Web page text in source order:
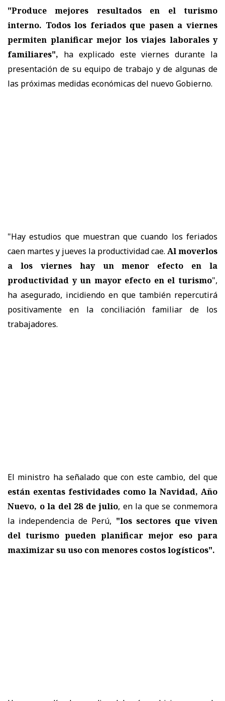
"Produce mejores resultados en el turismo
interno. Todos los feriados que pasen a viernes
permiten planificar mejor los viajes laborales y
familiares", ha explicado este viernes durante la
presentación de su equipo de trabajo y de algunas de
las próximas medidas económicas del nuevo Gobierno.
"Hay estudios que muestran que cuando los feriados
caen martes y jueves la productividad cae. Al moverlos
a los viernes hay un menor efecto en la
productividad y un mayor efecto en el turismo",
ha asegurado, incidiendo en que también repercutirá
positivamente en la conciliación familiar de los
trabajadores.
El ministro ha señalado que con este cambio, del que
están exentas festividades como la Navidad, Año
Nuevo, o la del 28 de julio, en la que se conmemora
la independencia de Perú, "los sectores que viven
del turismo pueden planificar mejor eso para
maximizar su uso con menores costos logísticos".